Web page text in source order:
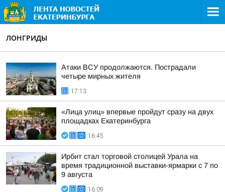
ЛОНГРИДЫ
Атаки ВСУ продолжаются. Пострадали
четыре мирных жителя
17:13
«Лица улиц» впервые пройдут сразу на двух
площадках Екатеринбурга
16:45
Ирбит стал торговой столицей Урала на
время традиционной выставки-ярмарки с 7 по
9 августа
16:09